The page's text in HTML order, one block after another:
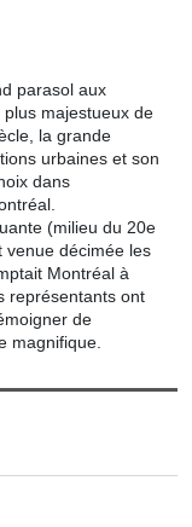
parasol aux
majestueux de
la grande
urbaines et son
dans
(milieu du 20e
venue décimée les
Montréal à
représentants ont
de
magnifique.